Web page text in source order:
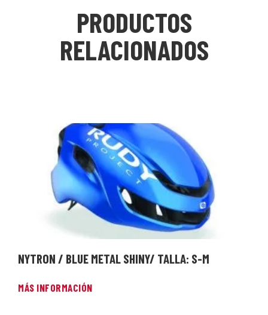
PRODUCTOS
RELACIONADOS
NYTRON / BLUE METAL SHINY/ TALLA: S-M
MÁS INFORMACIÓN